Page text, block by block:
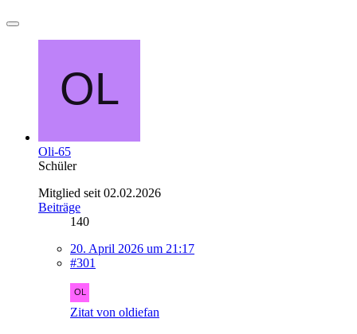
Oli-65
Schüler
Mitglied seit 02.02.2026
Beiträge
140
20. April 2026 um 21:17
#301
Zitat von oldiefan